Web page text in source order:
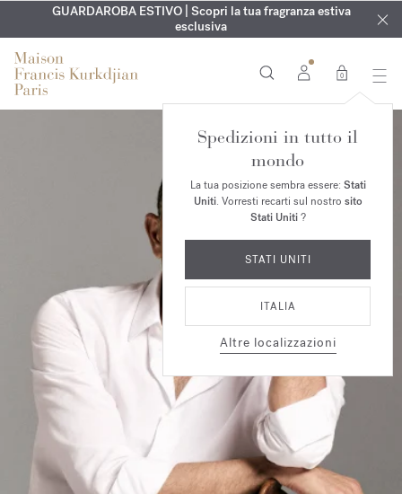
ESCLUSIVO | Scopri la nuova fragranza OUDvelvet moodnel
tuo ordine*
INCISIONE GRATUITA | Su tutte le fragranze e gli oli per il
corpo fino al 9 agosto
GUARDAROBA ESTIVO | Scopri la tua fragranza estiva
esclusiva
0
Spedizioni in tutto il
mondo
La tua posizione sembra essere: Stati
Uniti. Vorresti recarti sul nostro sito
Stati Uniti?
STATI UNITI
ITALIA
Altre localizzazioni